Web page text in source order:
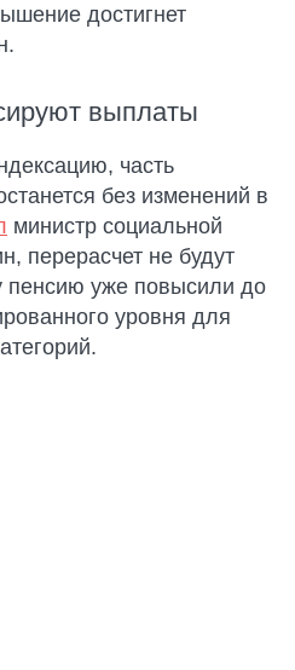
достигнет
выплаты
часть
без изменений в
министр социальной
перерасчет не будут
пенсию уже повысили до
уровня для